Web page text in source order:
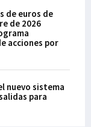
de euros de
de 2026
acciones por
nuevo sistema
para